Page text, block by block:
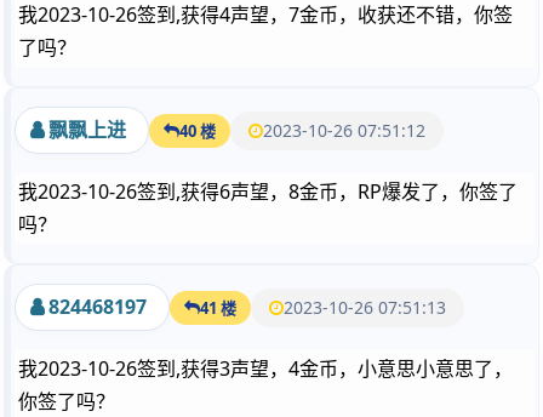
我2023-10-26签到,获得4声望，7金币，收获还不错，你签
了吗？
飘飘上进 40 楼 2023-10-26 07:51:12
我2023-10-26签到,获得6声望，8金币，RP爆发了，你签了
吗？
824468197 41 楼 2023-10-26 07:51:13
我2023-10-26签到,获得3声望，4金币，小意思小意思了，
你签了吗？